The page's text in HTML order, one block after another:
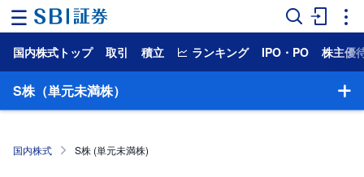
ー
ム
ケ
ッ
国内株式トップ 取引 積立 ランキング IPO・PO 株主優
S株（単元未満株）
国内株式 S株 (単元未満株)